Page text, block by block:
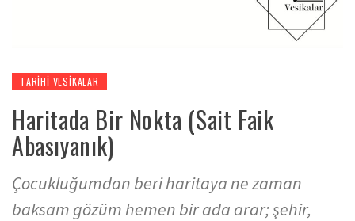
TARIHI VESIKALAR
Haritada Bir Nokta (Sait Faik
Abasıyanık)
Çocukluğumdan beri haritaya ne zaman
baksam gözüm hemen bir ada arar; şehir,